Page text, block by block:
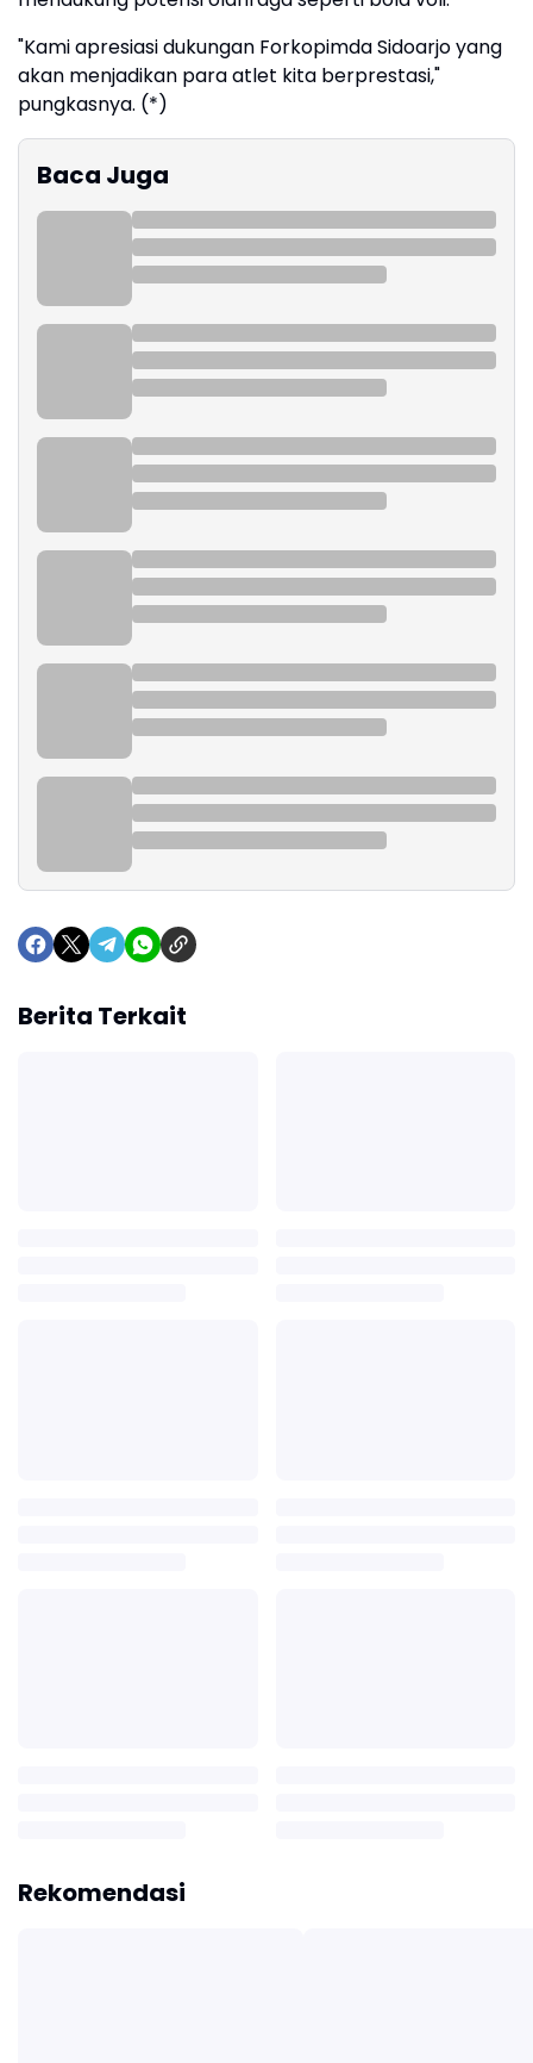
"Kami apresiasi dukungan Forkopimda Sidoarjo yang
akan menjadikan para atlet kita berprestasi,"
pungkasnya. (*)
Baca Juga
Berita Terkait
Rekomendasi